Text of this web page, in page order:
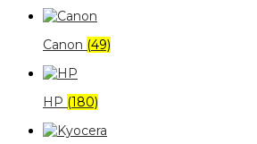
Canon (49)
HP (180)